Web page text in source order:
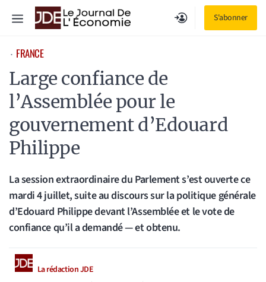
S'abonner
Menu
⋅ FRANCE
Large confiance de
l’Assemblée pour le
gouvernement d’Edouard
Philippe
La session extraordinaire du Parlement s’est ouverte ce
mardi 4 juillet, suite au discours sur la politique générale
d’Edouard Philippe devant l’Assemblée et le vote de
confiance qu’il a demandé — et obtenu.
La rédaction JDE